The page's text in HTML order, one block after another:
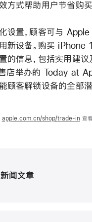
方式帮助用户节省购
设置，顾客可与
新设备。购买
的信息，包括实用建
店举办的 Today at
顾客解锁设备的全部潜
apple.com.cn/shop/trade-in 查
新闻文章